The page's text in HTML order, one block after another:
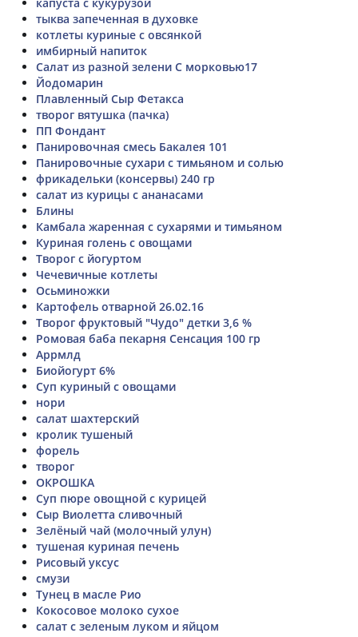
тыква запеченная в духовке
котлеты куриные с овсянкой
имбирный напиток
Салат из разной зелени С морковью17
Йодомарин
Плавленный Сыр Фетакса
творог вятушка (пачка)
ПП Фондант
Панировочная смесь Бакалея 101
Панировочные сухари с тимьяном и солью
фрикадельки (консервы) 240 гр
салат из курицы с ананасами
Блины
Камбала жаренная с сухарями и тимьяном
Куриная голень с овощами
Творог с йогуртом
Чечевичные котлеты
Осьминожки
Картофель отварной 26.02.16
Творог фруктовый "Чудо" детки 3,6 %
Ромовая баба пекарня Сенсация 100 гр
Аррмлд
Биойогурт 6%
Суп куриный с овощами
нори
салат шахтерский
кролик тушеный
форель
творог
ОКРОШКА
Суп пюре овощной с курицей
Сыр Виолетта сливочный
Зелёный чай (молочный улун)
тушеная куриная печень
Рисовый уксус
смузи
Тунец в масле Рио
Кокосовое молоко сухое
салат с зеленым луком и яйцом